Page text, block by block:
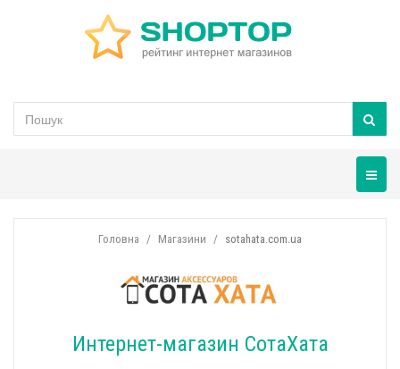
Головна Магазини sotahata.com.ua
Интернет-магазин СотаХата